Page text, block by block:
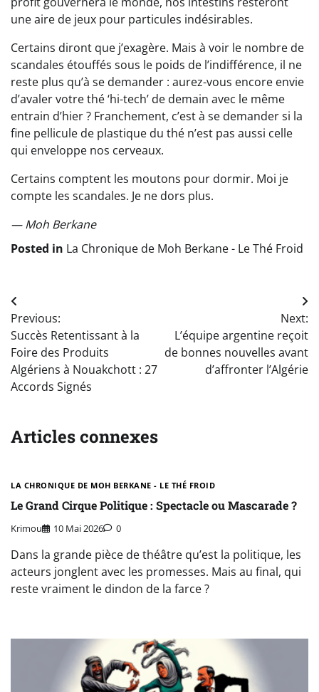
une aire de jeux pour particules indésirables.
Certains diront que j’exagère. Mais à voir le nombre de
scandales étouffés sous le poids de l’indifférence, il ne
reste plus qu’à se demander : aurez-vous encore envie
d’avaler votre thé ‘hi-tech’ de demain avec le même
entrain d’hier ? Franchement, c’est à se demander si la
fine pellicule de plastique du thé n’est pas aussi celle
qui enveloppe nos cerveaux.
Certains comptent les moutons pour dormir. Moi je
compte les scandales. Je ne dors plus.
— Moh Berkane
Posted in La Chronique de Moh Berkane - Le Thé Froid
Navigation
de
l’article
Previous:
Succès Retentissant à la
Foire des Produits
Algériens à Nouakchott : 27
Accords Signés
Next:
L’équipe argentine reçoit
de bonnes nouvelles avant
d’affronter l’Algérie
Articles connexes
LA CHRONIQUE DE MOH BERKANE - LE THÉ FROID
Le Grand Cirque Politique : Spectacle ou Mascarade ?
Krimou 10 Mai 2026 0
Dans la grande pièce de théâtre qu’est la politique, les
acteurs jonglent avec les promesses. Mais au final, qui
reste vraiment le dindon de la farce ?